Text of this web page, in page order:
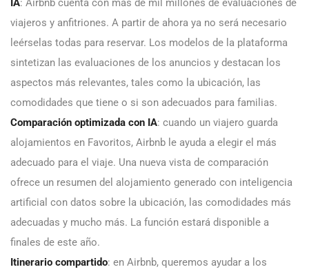
IA: Airbnb cuenta con más de mil millones de evaluaciones de
viajeros y anfitriones. A partir de ahora ya no será necesario
leérselas todas para reservar. Los modelos de la plataforma
sintetizan las evaluaciones de los anuncios y destacan los
aspectos más relevantes, tales como la ubicación, las
comodidades que tiene o si son adecuados para familias.
Comparación optimizada con IA: cuando un viajero guarda
alojamientos en Favoritos, Airbnb le ayuda a elegir el más
adecuado para el viaje. Una nueva vista de comparación
ofrece un resumen del alojamiento generado con inteligencia
artificial con datos sobre la ubicación, las comodidades más
adecuadas y mucho más. La función estará disponible a
finales de este año.
Itinerario compartido: en Airbnb, queremos ayudar a los